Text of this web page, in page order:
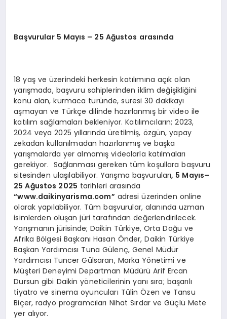
Başvurular5 Mayıs – 25 Ağustos arasında
18 yaş ve üzerindeki herkesin katılımına açık olan
yarışmada, başvuru sahiplerinden iklim değişikliğini
konu alan, kurmaca türünde, süresi 30 dakikayı
aşmayan ve Türkçe dilinde hazırlanmış bir video ile
katılım sağlamaları bekleniyor. Katılımcıların; 2023,
2024 veya 2025 yıllarında üretilmiş, özgün, yapay
zekadan kullanılmadan hazırlanmış ve başka
yarışmalarda yer almamış videolarla katılmaları
gerekiyor. Sağlanması gereken tüm koşullara başvuru
sitesinden ulaşılabiliyor. Yarışma başvuruları, 5 Mayıs–
25 Ağustos 2025 tarihleri arasında
“www.daikinyarisma.com” adresi üzerinden online
olarak yapılabiliyor. Tüm başvurular, alanında uzman
isimlerden oluşan jüri tarafından değerlendirilecek.
Yarışmanın jürisinde; Daikin Türkiye, Orta Doğu ve
Afrika Bölgesi Başkanı Hasan Önder, Daikin Türkiye
Başkan Yardımcısı Tuna Gülenç, Genel Müdür
Yardımcısı Tuncer Gülsaran, Marka Yönetimi ve
Müşteri Deneyimi Departman Müdürü Arif Ercan
Dursun gibi Daikin yöneticilerinin yanı sıra; başarılı
tiyatro ve sinema oyuncuları Tülin Özen ve Tansu
Biçer, radyo programcıları Nihat Sırdar ve Güçlü Mete
yer alıyor.